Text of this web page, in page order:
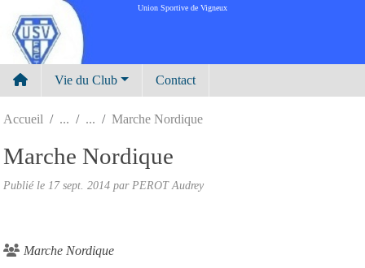
Union Sportive de Vigneux
Vie du Club Contact
Accueil Marche Nordique
Marche Nordique
Publié le 17 sept. 2014 par PEROT Audrey
Marche Nordique
Panneau de gestion des cookies